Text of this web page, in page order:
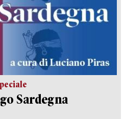
Sardegna